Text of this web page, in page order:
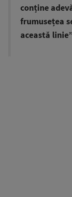
conține
frumusețea
această